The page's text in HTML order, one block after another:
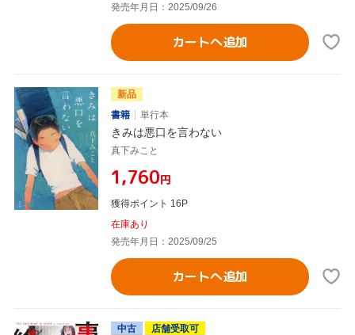
発売年月日：2025/09/26
カートへ追加
新品
書籍
単行本
きみは悪口を言わない
真下みこと
¥1,760円
獲得ポイント 16P
在庫あり
発売年月日：2025/09/25
カートへ追加
中古
店舗受取可